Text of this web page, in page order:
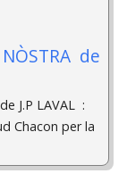
de
J.P LAVAL :
Chacon per la